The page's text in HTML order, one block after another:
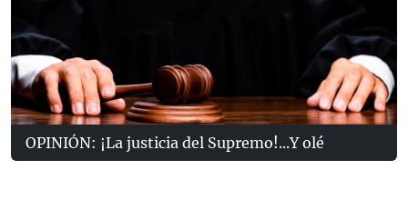
OPINIÓN: ¡La justicia del Supremo!...Y olé